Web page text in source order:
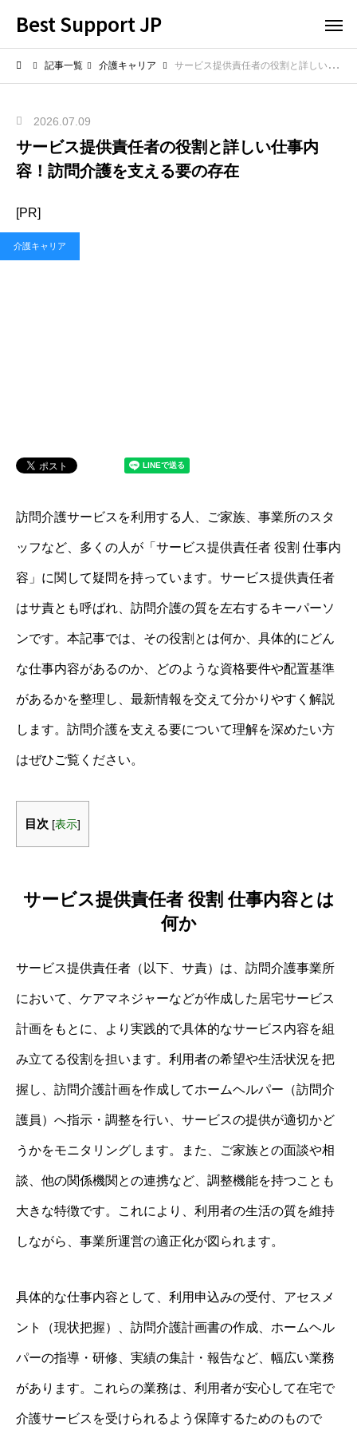
Best Support JP
記事一覧 介護キャリア サービス提供責任者の役割と詳しい仕事内容！訪問介護を支える要の存在
2026.07.09
サービス提供責任者の役割と詳しい仕事内
容！訪問介護を支える要の存在
[PR]
介護キャリア
訪問介護サービスを利用する人、ご家族、事業所のスタ
ッフなど、多くの人が「サービス提供責任者 役割 仕事内
容」に関して疑問を持っています。サービス提供責任者
はサ責とも呼ばれ、訪問介護の質を左右するキーパーソ
ンです。本記事では、その役割とは何か、具体的にどん
な仕事内容があるのか、どのような資格要件や配置基準
があるかを整理し、最新情報を交えて分かりやすく解説
します。訪問介護を支える要について理解を深めたい方
はぜひご覧ください。
目次 [表示]
サービス提供責任者 役割 仕事内容とは
何か
サービス提供責任者（以下、サ責）は、訪問介護事業所
において、ケアマネジャーなどが作成した居宅サービス
計画をもとに、より実践的で具体的なサービス内容を組
み立てる役割を担います。利用者の希望や生活状況を把
握し、訪問介護計画を作成してホームヘルパー（訪問介
護員）へ指示・調整を行い、サービスの提供が適切かど
うかをモニタリングします。また、ご家族との面談や相
談、他の関係機関との連携など、調整機能を持つことも
大きな特徴です。これにより、利用者の生活の質を維持
しながら、事業所運営の適正化が図られます。
具体的な仕事内容として、利用申込みの受付、アセスメ
ント（現状把握）、訪問介護計画書の作成、ホームヘル
パーの指導・研修、実績の集計・報告など、幅広い業務
があります。これらの業務は、利用者が安心して在宅で
介護サービスを受けられるよう保障するためのもので